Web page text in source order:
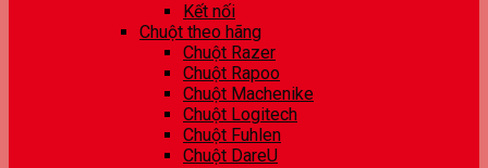
Kết nối
Chuột theo hãng
Chuột Razer
Chuột Rapoo
Chuột Machenike
Chuột Logitech
Chuột Fuhlen
Chuột DareU